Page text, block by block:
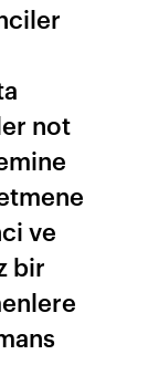
not
ve
bir